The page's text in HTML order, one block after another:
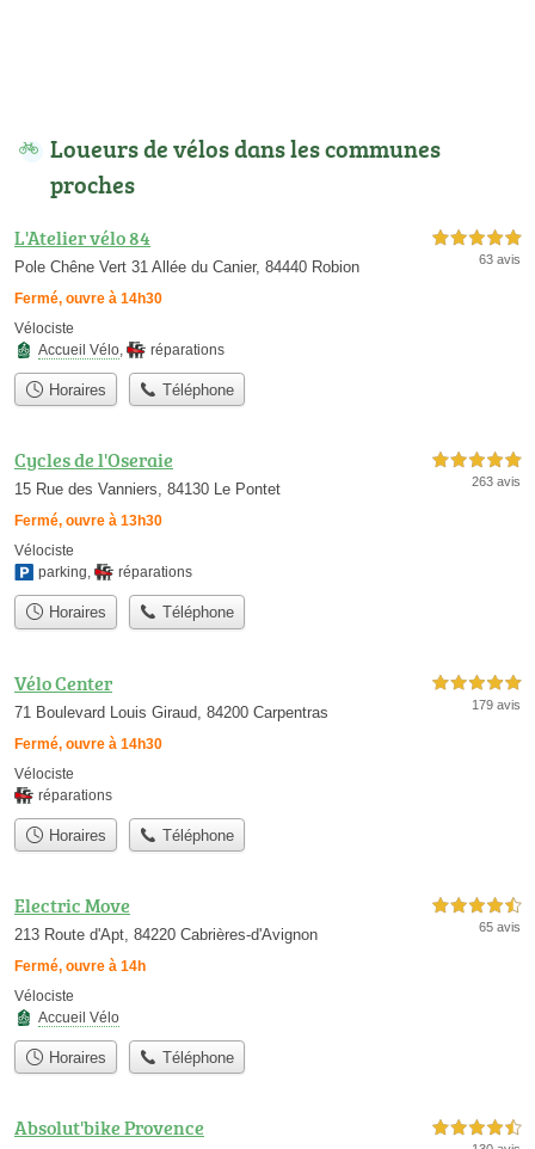
Loueurs de vélos dans les communes
proches
L'Atelier vélo 84
Pole Chêne Vert 31 Allée du Canier, 84440 Robion
Fermé, ouvre à 14h30
5,0 étoiles sur 5
63 avis
Vélociste
Accueil Vélo
réparations
Horaires Téléphone
Cycles de l'Oseraie
15 Rue des Vanniers, 84130 Le Pontet
Fermé, ouvre à 13h30
5,0 étoiles sur 5
263 avis
Vélociste
parking, réparations
Horaires Téléphone
Vélo Center
71 Boulevard Louis Giraud, 84200 Carpentras
Fermé, ouvre à 14h30
5,0 étoiles sur 5
179 avis
Vélociste
réparations
Horaires Téléphone
Electric Move
213 Route d'Apt, 84220 Cabrières-d'Avignon
Fermé, ouvre à 14h
4,5 étoiles sur 5
65 avis
Vélociste
Accueil Vélo
Horaires Téléphone
Absolut'bike Provence 4,5 étoiles sur 5